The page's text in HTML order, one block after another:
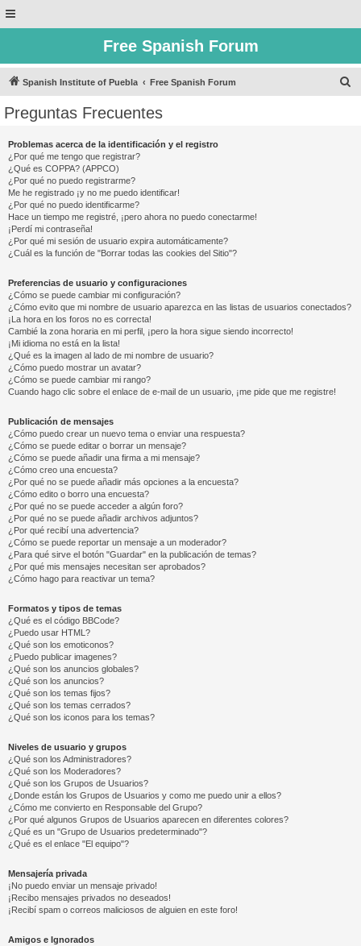
Free Spanish Forum
Spanish Institute of Puebla Free Spanish Forum
Preguntas Frecuentes
Problemas acerca de la identificación y el registro
¿Por qué me tengo que registrar?
¿Qué es COPPA? (APPCO)
¿Por qué no puedo registrarme?
Me he registrado ¡y no me puedo identificar!
¿Por qué no puedo identificarme?
Hace un tiempo me registré, ¡pero ahora no puedo conectarme!
¡Perdí mi contraseña!
¿Por qué mi sesión de usuario expira automáticamente?
¿Cuál es la función de "Borrar todas las cookies del Sitio"?
Preferencias de usuario y configuraciones
¿Cómo se puede cambiar mi configuración?
¿Cómo evito que mi nombre de usuario aparezca en las listas de usuarios conectados?
¡La hora en los foros no es correcta!
Cambié la zona horaria en mi perfil, ¡pero la hora sigue siendo incorrecto!
¡Mi idioma no está en la lista!
¿Qué es la imagen al lado de mi nombre de usuario?
¿Cómo puedo mostrar un avatar?
¿Cómo se puede cambiar mi rango?
Cuando hago clic sobre el enlace de e-mail de un usuario, ¡me pide que me registre!
Publicación de mensajes
¿Cómo puedo crear un nuevo tema o enviar una respuesta?
¿Cómo se puede editar o borrar un mensaje?
¿Cómo se puede añadir una firma a mi mensaje?
¿Cómo creo una encuesta?
¿Por qué no se puede añadir más opciones a la encuesta?
¿Cómo edito o borro una encuesta?
¿Por qué no se puede acceder a algún foro?
¿Por qué no se puede añadir archivos adjuntos?
¿Por qué recibí una advertencia?
¿Cómo se puede reportar un mensaje a un moderador?
¿Para qué sirve el botón "Guardar" en la publicación de temas?
¿Por qué mis mensajes necesitan ser aprobados?
¿Cómo hago para reactivar un tema?
Formatos y tipos de temas
¿Qué es el código BBCode?
¿Puedo usar HTML?
¿Qué son los emoticonos?
¿Puedo publicar imagenes?
¿Qué son los anuncios globales?
¿Qué son los anuncios?
¿Qué son los temas fijos?
¿Qué son los temas cerrados?
¿Qué son los iconos para los temas?
Niveles de usuario y grupos
¿Qué son los Administradores?
¿Qué son los Moderadores?
¿Qué son los Grupos de Usuarios?
¿Donde están los Grupos de Usuarios y como me puedo unir a ellos?
¿Cómo me convierto en Responsable del Grupo?
¿Por qué algunos Grupos de Usuarios aparecen en diferentes colores?
¿Qué es un "Grupo de Usuarios predeterminado"?
¿Qué es el enlace "El equipo"?
Mensajería privada
¡No puedo enviar un mensaje privado!
¡Recibo mensajes privados no deseados!
¡Recibí spam o correos maliciosos de alguien en este foro!
Amigos e Ignorados